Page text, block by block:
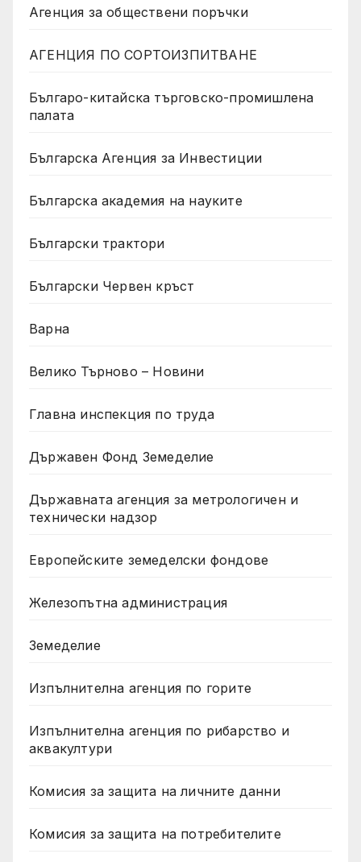
Агенция за обществени поръчки
АГЕНЦИЯ ПО СОРТОИЗПИТВАНЕ
Българо-китайска търговско-промишлена
палата
Българска Агенция за Инвестиции
Българска академия на науките
Български трактори
Български Червен кръст
Варна
Велико Търново – Новини
Главна инспекция по труда
Държавен Фонд Земеделие
Държавната агенция за метрологичен и
технически надзор
Европейските земеделски фондове
Железопътна администрация
Земеделие
Изпълнителна агенция по горите
Изпълнителна агенция по рибарство и
аквакултури
Комисия за защита на личните данни
Комисия за защита на потребителите